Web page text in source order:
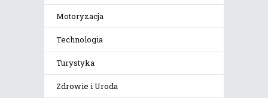
Motoryzacja
Technologia
Turystyka
Zdrowie i Uroda